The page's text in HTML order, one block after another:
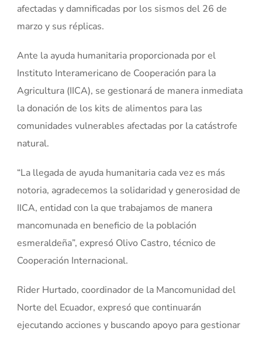
afectadas y damnificadas por los sismos del 26 de
marzo y sus réplicas.
Ante la ayuda humanitaria proporcionada por el
Instituto Interamericano de Cooperación para la
Agricultura (IICA), se gestionará de manera inmediata
la donación de los kits de alimentos para las
comunidades vulnerables afectadas por la catástrofe
natural.
“La llegada de ayuda humanitaria cada vez es más
notoria, agradecemos la solidaridad y generosidad de
IICA, entidad con la que trabajamos de manera
mancomunada en beneficio de la población
esmeraldeña”, expresó Olivo Castro, técnico de
Cooperación Internacional.
Rider Hurtado, coordinador de la Mancomunidad del
Norte del Ecuador, expresó que continuarán
ejecutando acciones y buscando apoyo para gestionar